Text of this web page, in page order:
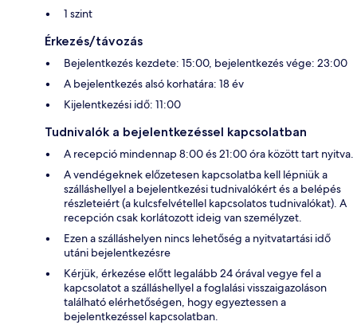
1 szint
Érkezés/távozás
Bejelentkezés kezdete: 15:00, bejelentkezés vége: 23:00
A bejelentkezés alsó korhatára: 18 év
Kijelentkezési idő: 11:00
Tudnivalók a bejelentkezéssel kapcsolatban
A recepció mindennap 8:00 és 21:00 óra között tart nyitva.
A vendégeknek előzetesen kapcsolatba kell lépniük a
szálláshellyel a bejelentkezési tudnivalókért és a belépés
részleteiért (a kulcsfelvétellel kapcsolatos tudnivalókat). A
recepción csak korlátozott ideig van személyzet.
Ezen a szálláshelyen nincs lehetőség a nyitvatartási idő
utáni bejelentkezésre
Kérjük, érkezése előtt legalább 24 órával vegye fel a
kapcsolatot a szálláshellyel a foglalási visszaigazoláson
található elérhetőségen, hogy egyeztessen a
bejelentkezéssel kapcsolatban.